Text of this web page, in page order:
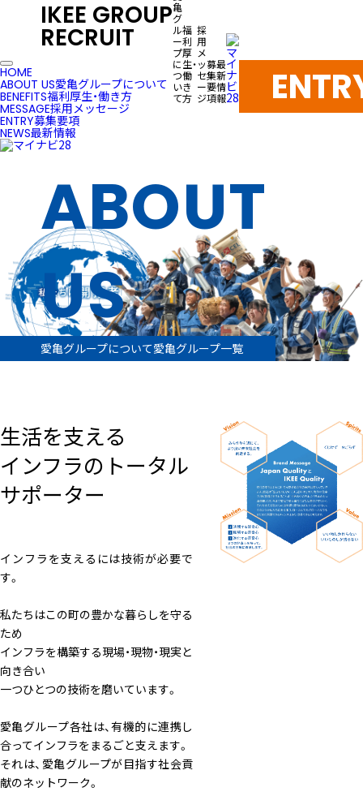
IKEE GROUP
RECRUIT
亀
グ
ル
ー
プ
に
つ
い
て
福
利
厚
生・
働
き
方
採
用
メ
ッ
セ
ー
ジ
募
集
要
項
最
新
情
報
HOME
ABOUT US愛亀グループについて
BENEFITS福利厚生・働き方
MESSAGE採用メッセージ
ENTRY募集要項
NEWS最新情報
ABOUT
US
愛亀グループについて愛亀グループ一覧
生活を支える
インフラのトータル
サポーター
インフラを支えるには技術が必要で
す。
私たちはこの町の豊かな暮らしを守る
ため
インフラを構築する現場・現物・現実と
向き合い
一つひとつの技術を磨いています。
愛亀グループ各社は、有機的に連携し
合ってインフラをまるごと支えます。
それは、愛亀グループが目指す社会貢
献のネットワーク。